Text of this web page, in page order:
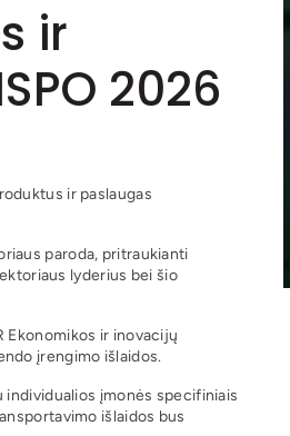
ir
2026
ir paslaugas
paroda, pritraukianti
lyderius bei šio
Ekonomikos ir inovacijų
įrengimo išlaidos.
individualios įmonės specifiniais
išlaidos bus